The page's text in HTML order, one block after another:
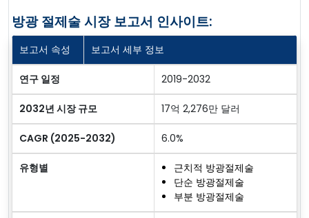
방광 절제술 시장 보고서 인사이트:
보고서 속성 보고서 세부 정보
연구 일정 2019-2032
2032년 시장 규모 17억 2,276만 달러
CAGR (2025-2032) 6.0%
유형별
근치적 방광절제술
단순 방광절제술
부분 방광절제술